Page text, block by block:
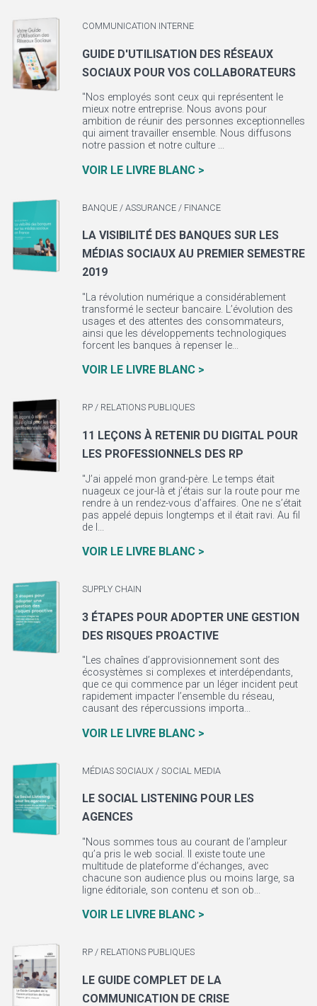
COMMUNICATION INTERNE
GUIDE D'UTILISATION DES RÉSEAUX
SOCIAUX POUR VOS COLLABORATEURS
"Nos employés sont ceux qui représentent le
mieux notre entreprise. Nous avons pour
ambition de réunir des personnes exceptionnelles
qui aiment travailler ensemble. Nous diffusons
notre passion et notre culture ...
VOIR LE LIVRE BLANC >
BANQUE / ASSURANCE / FINANCE
LA VISIBILITÉ DES BANQUES SUR LES
MÉDIAS SOCIAUX AU PREMIER SEMESTRE
2019
"La révolution numérique a considérablement
transformé le secteur bancaire. L’évolution des
usages et des attentes des consommateurs,
ainsi que les développements technologiques
forcent les banques à repenser le...
VOIR LE LIVRE BLANC >
RP / RELATIONS PUBLIQUES
11 LEÇONS À RETENIR DU DIGITAL POUR
LES PROFESSIONNELS DES RP
"J’ai appelé mon grand-père. Le temps était
nuageux ce jour-là et j’étais sur la route pour me
rendre à un rendez-vous d’affaires. One ne s’était
pas appelé depuis longtemps et il était ravi. Au fil
de l...
VOIR LE LIVRE BLANC >
SUPPLY CHAIN
3 ÉTAPES POUR ADOPTER UNE GESTION
DES RISQUES PROACTIVE
"Les chaînes d’approvisionnement sont des
écosystèmes si complexes et interdépendants,
que ce qui commence par un léger incident peut
rapidement impacter l’ensemble du réseau,
causant des répercussions importa...
VOIR LE LIVRE BLANC >
MÉDIAS SOCIAUX / SOCIAL MEDIA
LE SOCIAL LISTENING POUR LES
AGENCES
"Nous sommes tous au courant de l’ampleur
qu’a pris le web social. Il existe toute une
multitude de plateforme d’échanges, avec
chacune son audience plus ou moins large, sa
ligne éditoriale, son contenu et son ob...
VOIR LE LIVRE BLANC >
RP / RELATIONS PUBLIQUES
LE GUIDE COMPLET DE LA
COMMUNICATION DE CRISE